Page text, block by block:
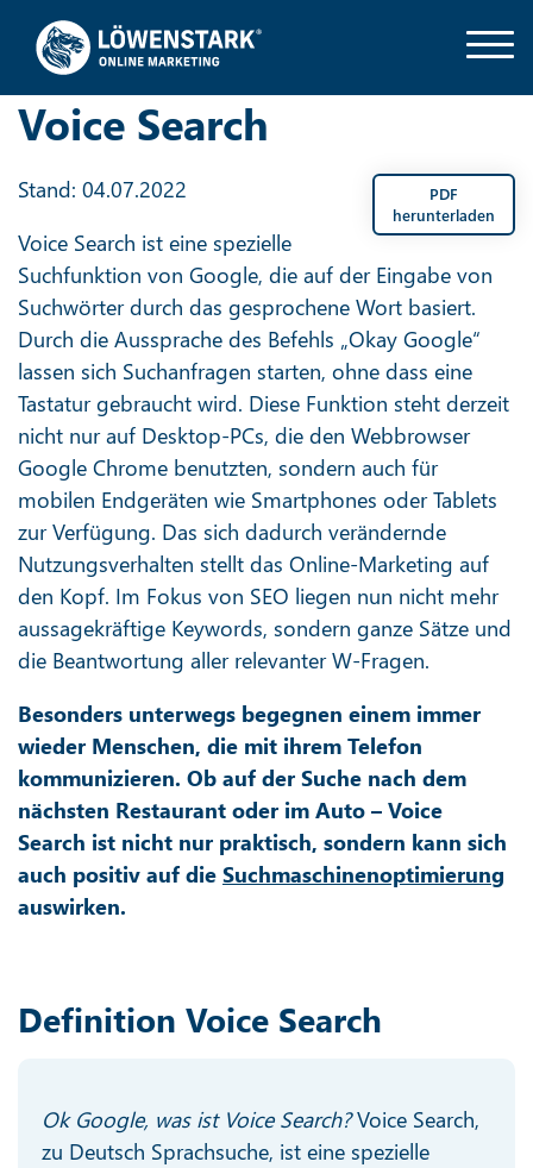
Voice Search
PDF
herunterladen
Stand: 04.07.2022
Voice Search ist eine spezielle
Suchfunktion von Google, die auf der Eingabe von
Suchwörter durch das gesprochene Wort basiert.
Durch die Aussprache des Befehls „Okay Google“
lassen sich Suchanfragen starten, ohne dass eine
Tastatur gebraucht wird. Diese Funktion steht derzeit
nicht nur auf Desktop-PCs, die den Webbrowser
Google Chrome benutzten, sondern auch für
mobilen Endgeräten wie Smartphones oder Tablets
zur Verfügung. Das sich dadurch verändernde
Nutzungsverhalten stellt das Online-Marketing auf
den Kopf. Im Fokus von SEO liegen nun nicht mehr
aussagekräftige Keywords, sondern ganze Sätze und
die Beantwortung aller relevanter W-Fragen.
Besonders unterwegs begegnen einem immer
wieder Menschen, die mit ihrem Telefon
kommunizieren. Ob auf der Suche nach dem
nächsten Restaurant oder im Auto – Voice
Search ist nicht nur praktisch, sondern kann sich
auch positiv auf die Suchmaschinenoptimierung
auswirken.
Definition Voice Search
Ok Google, was ist Voice Search?Voice Search,
zu Deutsch Sprachsuche, ist eine spezielle